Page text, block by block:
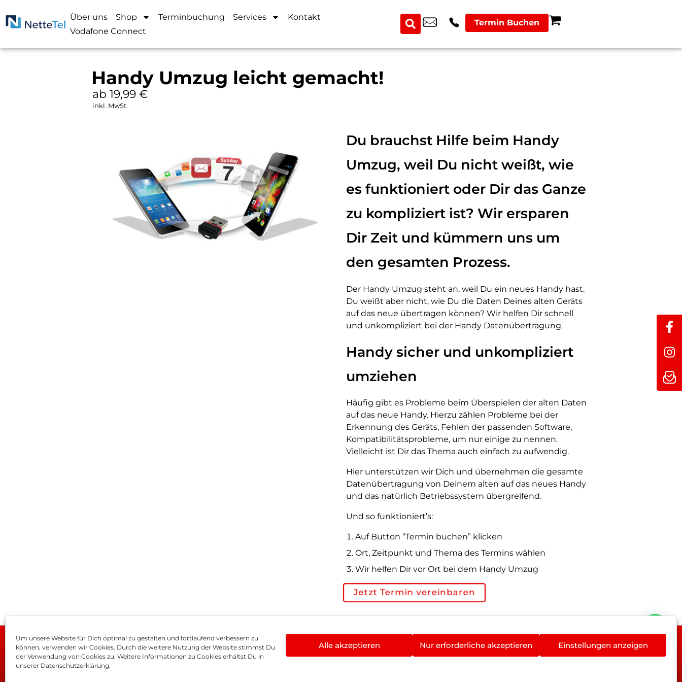
Um unsere Website für Dich optimal zu gestalten und fortlaufend verbessern zu
können, verwenden wir Cookies. Durch die weitere Nutzung der Website stimmst Du
der Verwendung von Cookies zu. Weitere Informationen zu Cookies erhältst Du in
unserer Datenschutzerklärung.
Alle akzeptieren Nur erforderliche akzeptieren Einstellungen anzeigen
Über uns Shop Terminbuchung Services
Kontakt
Vodafone Connect
Termin Buchen
Handy Umzug leicht gemacht!
ab 19,99 €
inkl. MwSt.
Du brauchst Hilfe beim Handy
Umzug, weil Du nicht weißt, wie
es funktioniert oder Dir das Ganze
zu kompliziert ist? Wir ersparen
Dir Zeit und kümmern uns um
den gesamten Prozess.
Der Handy Umzug steht an, weil Du ein neues Handy hast.
Du weißt aber nicht, wie Du die Daten Deines alten Geräts
auf das neue übertragen können? Wir helfen Dir schnell
und unkompliziert bei der Handy Datenübertragung.
Handy sicher und unkompliziert
umziehen
Häufig gibt es Probleme beim Überspielen der alten Daten
auf das neue Handy. Hierzu zählen Probleme bei der
Erkennung des Geräts, Fehlen der passenden Software,
Kompatibilitätsprobleme, um nur einige zu nennen.
Vielleicht ist Dir das Thema auch einfach zu aufwendig.
Hier unterstützen wir Dich und übernehmen die gesamte
Datenübertragung von Deinem alten auf das neues Handy
und das natürlich Betriebssystem übergreifend.
Und so funktioniert’s:
Auf Button “Termin buchen” klicken
Ort, Zeitpunkt und Thema des Termins wählen
Wir helfen Dir vor Ort bei dem Handy Umzug
Jetzt Termin vereinbaren
Impressum AGB Datenschutz Vertrag widerrufen Hinweis zur Batterieentsorgung Newsletter